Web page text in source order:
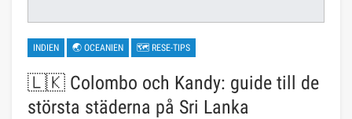
INDIEN 🌏 OCEANIEN 🗺 RESE-TIPS
🇱🇰 Colombo och Kandy: guide till de
största städerna på Sri Lanka